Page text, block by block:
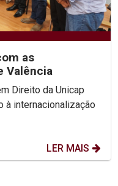
as
Valência
Direito da Unicap
à internacionalização
LER MAIS